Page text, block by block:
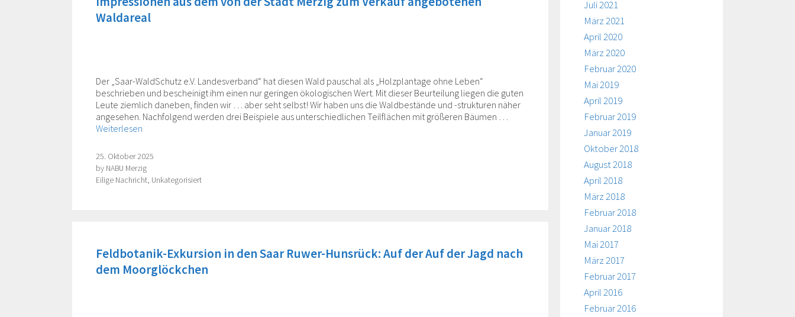
Waldareal
Der „Saar-WaldSchutz e.V. Landesverband“ hat diesen Wald pauschal als „Holzplantage ohne Leben“
beschrieben und bescheinigt ihm einen nur geringen ökologischen Wert. Mit dieser Beurteilung liegen die guten
Leute ziemlich daneben, finden wir … aber seht selbst! Wir haben uns die Waldbestände und -strukturen näher
angesehen. Nachfolgend werden drei Beispiele aus unterschiedlichen Teilflächen mit größeren Bäumen …
Weiterlesen
25. Oktober 2025
by NABU Merzig
Categories
Eilige Nachricht, Unkategorisiert
Feldbotanik-Exkursion in den Saar Ruwer-Hunsrück: Auf der Auf der Jagd nach
dem Moorglöckchen
Juli 2021
März 2021
April 2020
März 2020
Februar 2020
Mai 2019
April 2019
Februar 2019
Januar 2019
Oktober 2018
August 2018
April 2018
März 2018
Februar 2018
Januar 2018
Mai 2017
März 2017
Februar 2017
April 2016
Februar 2016